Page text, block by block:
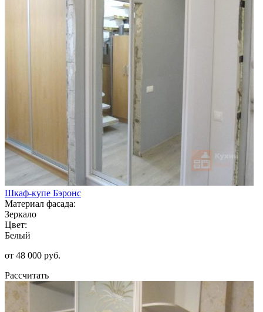
Шкаф-купе Бэронс
Материал фасада:
Зеркало
Цвет:
Белый
от 48 000 руб.
Рассчитать